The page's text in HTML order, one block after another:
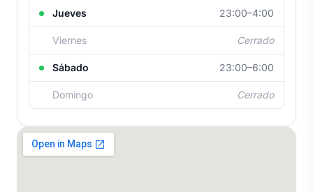
Jueves 23:00–4:00
Viernes Cerrado
Sábado 23:00–6:00
Domingo Cerrado